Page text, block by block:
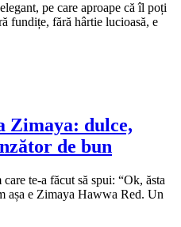
pe care aproape că îl poți
fundițe, fără hârtie lucioasă, e
Zimaya: dulce,
de bun
te-a făcut să spui: “Ok, ăsta
așa e Zimaya Hawwa Red. Un